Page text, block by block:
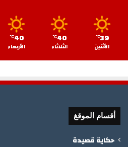
39
℃
الأثنين
40
℃
الثلاثاء
40
℃
الأربعاء
أقسام الموقغ
حكاية قصيدة